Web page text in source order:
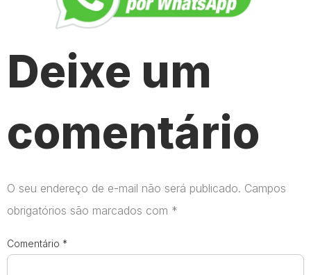
Deixe um
comentário
O seu endereço de e-mail não será publicado. Campos
obrigatórios são marcados com *
Comentário *